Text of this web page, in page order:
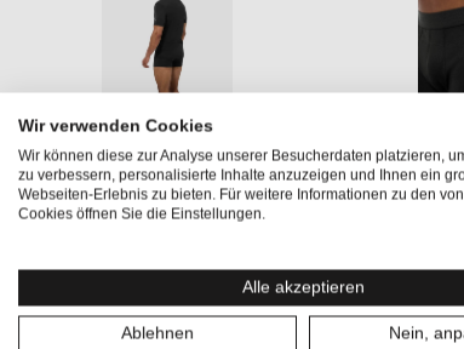
Produktinformationen "LUX
sitzt wie angegossen
des funktionalen Stoffmixes ist sie ideal für
Underwear.UnsereMERINO.LUXLinie steht
Anspruch.Der hochwertige Ponte Roma Stoff
Wir verwenden Cookies
Wir können diese zur Analyse unserer Besucherdaten platzieren,
zu verbessern, personalisierte Inhalte anzuzeigen und Ihnen ein
Webseiten-Erlebnis zu bieten. Für weitere Informationen zu den
Cookies öffnen Sie die Einstellungen.
Alle akzeptieren
Ablehnen Nein,